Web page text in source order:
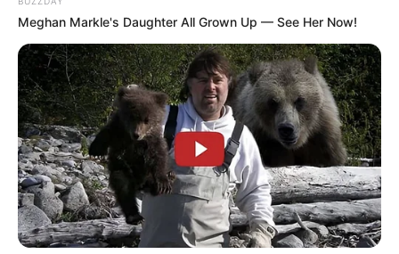
Meghan Markle's Daughter All Grown Up — See Her Now!